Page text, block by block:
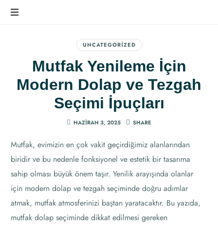
Hissedin
UNCATEGORIZED
Mutfak Yenileme İçin
Modern Dolap ve Tezgah
Seçimi İpuçları
HAZIRAN 3, 2025 SHARE
Mutfak, evimizin en çok vakit geçirdiğimiz alanlarından
biridir ve bu nedenle fonksiyonel ve estetik bir tasarıma
sahip olması büyük önem taşır. Yenilik arayışında olanlar
için modern dolap ve tezgah seçiminde doğru adımlar
atmak, mutfak atmosferinizi baştan yaratacaktır. Bu yazıda,
mutfak dolap seçiminde dikkat edilmesi gereken